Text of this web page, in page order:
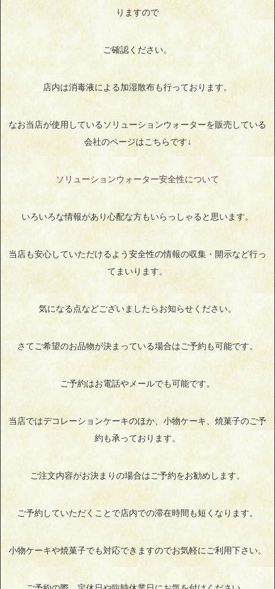
りますので
ご確認ください。
店内は消毒液による加湿散布も行っております。
なお当店が使用しているソリューションウォーターを販売している
会社のページはこちらです↓
ソリューションウォーター安全性について
いろいろな情報があり心配な方もいらっしゃると思います。
当店も安心していただけるよう安全性の情報の収集・開示など行っ
てまいります。
気になる点などございましたらお知らせください。
さてご希望のお品物が決まっている場合はご予約も可能です。
ご予約はお電話やメールでも可能です。
当店ではデコレーションケーキのほか、小物ケーキ、焼菓子のご予
約も承っております。
ご注文内容がお決まりの場合はご予約をお勧めします。
ご予約していただくことで店内での滞在時間も短くなります。
小物ケーキや焼菓子でも対応できますのでお気軽にご利用下さい。